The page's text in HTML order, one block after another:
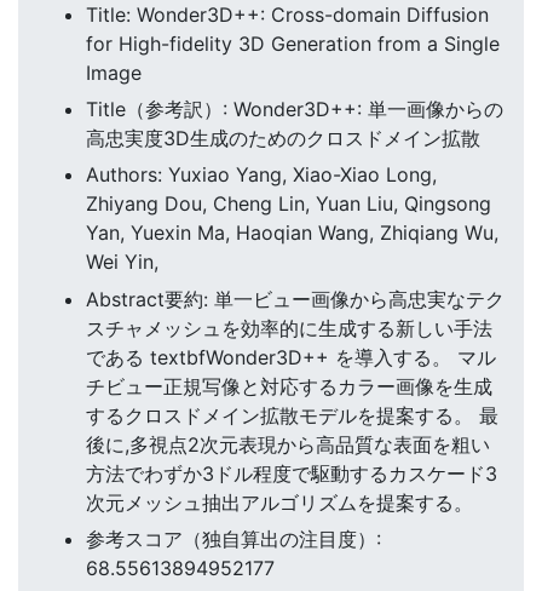
Title: Wonder3D++: Cross-domain Diffusion
for High-fidelity 3D Generation from a Single
Image
Title（参考訳）: Wonder3D++: 単一画像からの
高忠実度3D生成のためのクロスドメイン拡散
Authors: Yuxiao Yang, Xiao-Xiao Long,
Zhiyang Dou, Cheng Lin, Yuan Liu, Qingsong
Yan, Yuexin Ma, Haoqian Wang, Zhiqiang Wu,
Wei Yin,
Abstract要約: 単一ビュー画像から高忠実なテク
スチャメッシュを効率的に生成する新しい手法
である textbfWonder3D++ を導入する。 マル
チビュー正規写像と対応するカラー画像を生成
するクロスドメイン拡散モデルを提案する。 最
後に,多視点2次元表現から高品質な表面を粗い
方法でわずか3ドル程度で駆動するカスケード3
次元メッシュ抽出アルゴリズムを提案する。
参考スコア（独自算出の注目度）:
68.55613894952177